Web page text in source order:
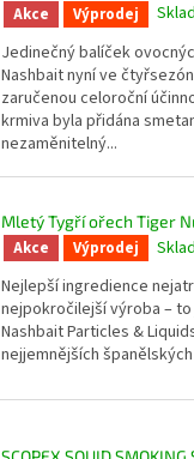
Akce Výprodej
Jedinečný balíček
Nashbait nyní ve
zaručenou celoroční
krmiva byla přidána
nezaměnitelný...
Mletý Tygří ořech Tiger
Akce Výprodej
Nejlepší ingredience
nejpokročilejší výroba –
Nashbait Particles &
nejjemnějších